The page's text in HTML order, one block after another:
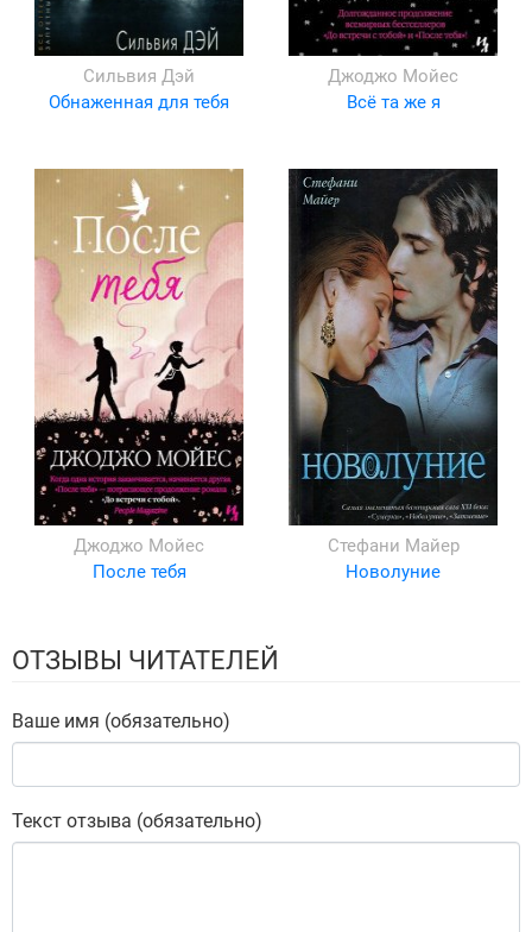
Сильвия Дэй
Обнаженная для тебя
Джоджо Мойес
Всё та же я
Джоджо Мойес
После тебя
Стефани Майер
Новолуние
ОТЗЫВЫ ЧИТАТЕЛЕЙ
Ваше имя (обязательно)
Текст отзыва (обязательно)